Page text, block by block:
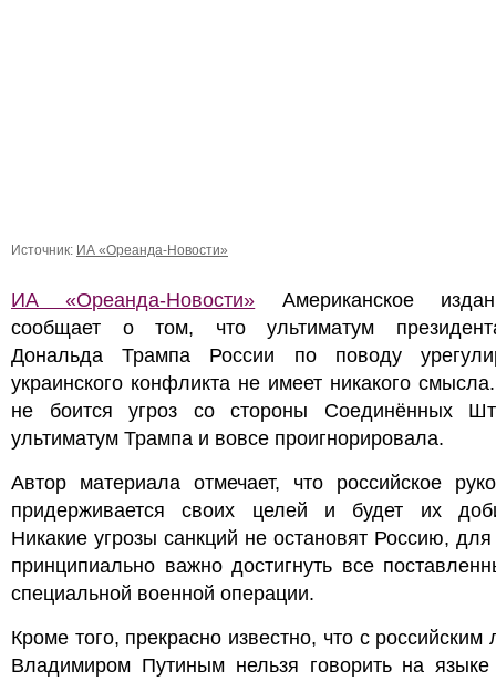
Источник: ИА «Ореанда-Новости»
ИА «Ореанда-Новости» Американское
сообщает о том, что ультиматум
Дональда Трампа России по поводу
украинского конфликта не имеет никакого
не боится угроз со стороны Соединённых
ультиматум Трампа и вовсе проигнорировала.
Автор материала отмечает, что российское
придерживается своих целей и будет их
Никакие угрозы санкций не остановят Россию, для
принципиально важно достигнуть все
специальной военной операции.
Кроме того, прекрасно известно, что с российским
Владимиром Путиным нельзя говорить на языке